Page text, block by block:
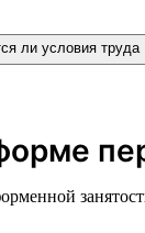
ли условия труда